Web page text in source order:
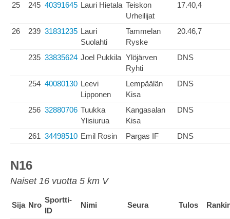
25 245 40391645 Lauri Hietala Teiskon
Urheilijat
17.40,4
26 239 31831235 Lauri
Suolahti
Tammelan
Ryske
20.46,7
235 33835624 Joel Pukkila Ylöjärven
Ryhti
DNS
254 40080130 Leevi
Lipponen
Lempäälän
Kisa
DNS
256 32880706 Tuukka
Ylisiurua
Kangasalan
Kisa
DNS
261 34498510 Emil Rosin Pargas IF DNS
N16
Naiset 16 vuotta 5 km V
Sija Nro
Sportti-
ID
Nimi Seura Tulos